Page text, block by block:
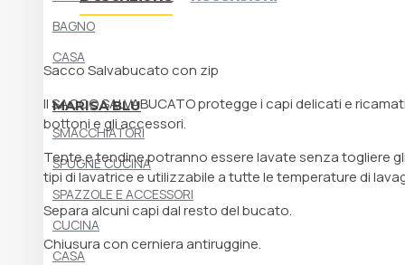
BAGNO
CASA
MARISA BLU
SMACCHIATORI
SPUGNE CUCINA
SPAZZOLE E ACCESSORI
CUCINA
CASA
Sacco Salvabucato con zip
Il SACCO SALVABUCATO protegge i capi delicati e
bottoni e gli accessori.
Tente e tendine potranno essere lavate senza togliere
tipi di lavatrice e utilizzabile a tutte le temperature di
Separa alcuni capi dal resto del bucato.
Chiusura con cerniera antiruggine.